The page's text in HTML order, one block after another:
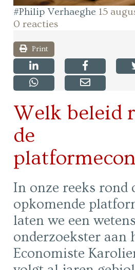
#Philip Verhaeghe 15
0 reacties
Print
Welk beleid
de
In onze reeks rond
opkomende
laten we een
onderzoekster aan
Economiste